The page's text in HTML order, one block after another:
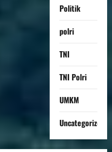
Politik
polri
TNI
TNI Polri
UMKM
Uncategorized